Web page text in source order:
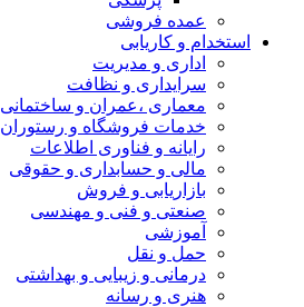
عمده فروشی
استخدام و کاریابی
اداری و مدیریت
سرایداری و نظافت
معماری ،عمران و ساختمانی
خدمات فروشگاه و رستوران
رایانه و فناوری اطلاعات
مالی و حسابداری و حقوقی
بازاریابی و فروش
صنعتی و فنی و مهندسی
آموزشی
حمل و نقل
درمانی و زیبایی و بهداشتی
هنری و رسانه